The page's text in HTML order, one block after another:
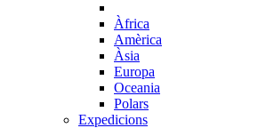
Àfrica
Amèrica
Àsia
Europa
Oceania
Polars
Expedicions